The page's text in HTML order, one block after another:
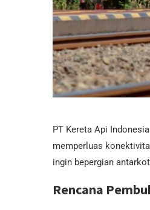
PT Kereta Api
memperluas
ingin bepergian
Rencana